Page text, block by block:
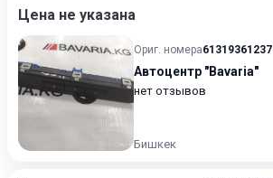
Цена не указана
Ориг. номера61319361237
Автоцентр "Bavaria"
нет отзывов
Бишкек